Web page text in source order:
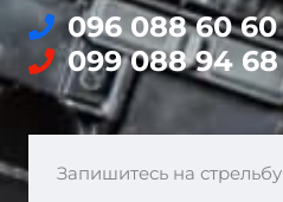
096 088 60 60
099 088 94 68
Запишитесь на стрельбу